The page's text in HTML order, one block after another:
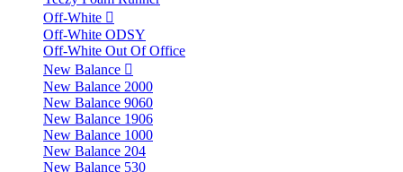
Off-White
Off-White ODSY
Off-White Out Of Office
New Balance
New Balance 2000
New Balance 9060
New Balance 1906
New Balance 1000
New Balance 204
New Balance 530